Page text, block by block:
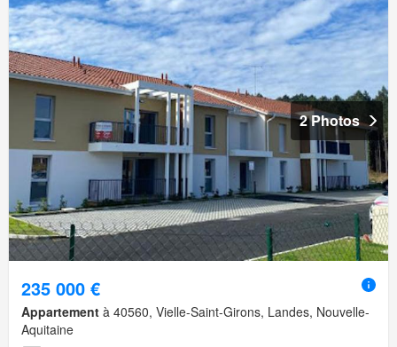
2 Photos
235 000 €
Appartement à 40560, Vielle-Saint-Girons, Landes, Nouvelle-
Aquitaine